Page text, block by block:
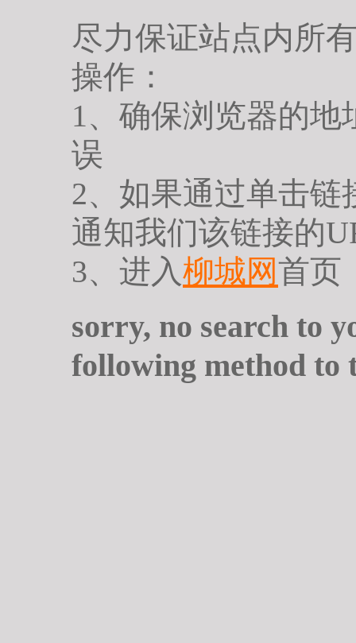
尽力保证站点内所
操作：
1、确保浏览器的
误
2、如果通过单击
通知我们该链接的
3、进入柳城网首页
sorry, no search to
following method to